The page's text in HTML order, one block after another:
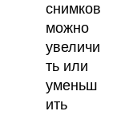
снимков
можно
увеличи
ть или
уменьш
ить